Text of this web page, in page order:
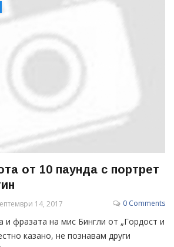
от 10 паунда с портрет
14, 2017 0 Comments
и фразата на мис Бингли от „Гордост и
казано, не познавам други